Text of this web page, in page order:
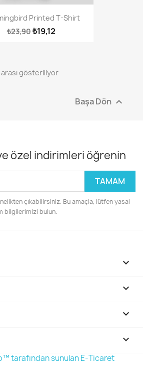
Printed T-Shirt
₺23,90₺19,12
gösteriliyor
Başa Dön 
özel indirimleri öğrenin
çıkabilirsiniz. Bu amaçla, lütfen yasal
bilgilerimizi bulun.



keyboard_arrow_down
tarafından sunulan E-Ticaret